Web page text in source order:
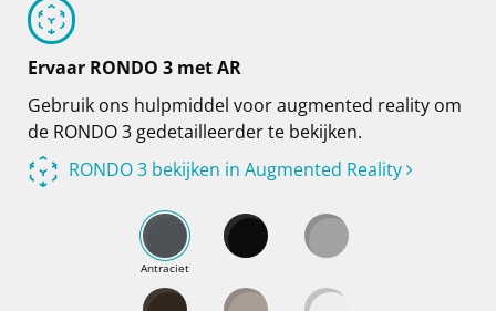
Ervaar RONDO 3 met AR
Gebruik ons hulpmiddel voor augmented reality om
de RONDO 3 gedetailleerder te bekijken.
RONDO 3 bekijken in Augmented Reality
Antraciet